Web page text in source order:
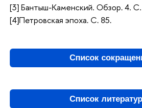
[3] Бантыш-Каменский. Обзор. 4.
[4]Петровская эпоха. С. 85.
Список
Список